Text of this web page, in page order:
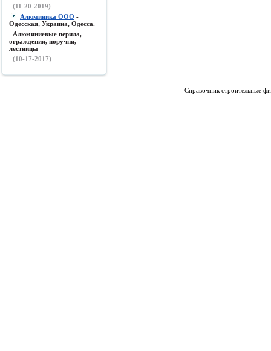
(11-20-2019)
Алюминика ООО -
Одесская, Украина, Одесса.
Алюминиевые перила,
ограждения, поручни,
лестницы
(10-17-2017)
Справочник строительные